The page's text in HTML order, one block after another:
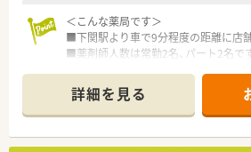
＜こんな薬局です＞
■下関駅より車で9分程度の距離に店
■薬剤師人数は常勤2名、パート2名です
＜業務内容＞
■近隣クリニックより内科や耳鼻科を
ています。
■処方箋枚数は約1500枚/月程度です
詳細を見る